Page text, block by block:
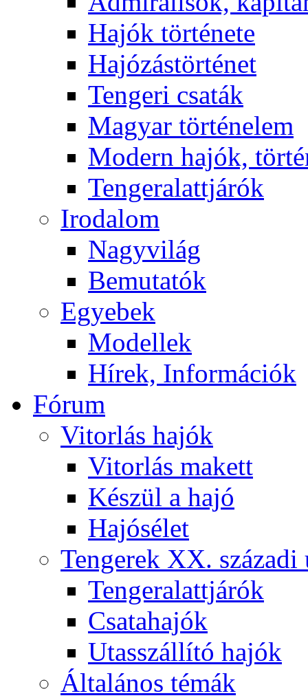
Hajók története
Hajózástörténet
Tengeri csaták
Magyar történelem
Modern hajók,
Tengeralattjárók
Irodalom
Nagyvilág
Bemutatók
Egyebek
Modellek
Hírek, Információk
Fórum
Vitorlás hajók
Vitorlás makett
Készül a hajó
Hajósélet
Tengerek XX. századi
Tengeralattjárók
Csatahajók
Utasszállító hajók
Általános témák